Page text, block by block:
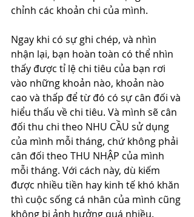
chỉnh các khoản chi của mình.
Ngay khi có sự ghi chép, và nhìn
nhận lại, bạn hoàn toàn có thể nhìn
thấy được tỉ lệ chi tiêu của bạn rơi
vào những khoản nào, khoản nào
cao và thấp để từ đó có sự cân đối và
hiểu thấu về chi tiêu. Và mình sẽ cân
đối thu chi theo NHU CẦU sử dụng
của mình mỗi tháng, chứ không phải
cân đối theo THU NHẬP của mình
mỗi tháng. Với cách này, dù kiếm
được nhiều tiền hay kinh tế khó khăn
thì cuộc sống cá nhân của mình cũng
không bị ảnh hưởng quá nhiều.